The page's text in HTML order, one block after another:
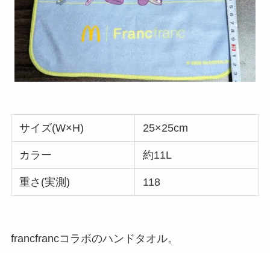
サイズ(W×H) 25×25cm
カラー 約11L
重さ(実測) 118
francfrancコラボのハンドタオル。